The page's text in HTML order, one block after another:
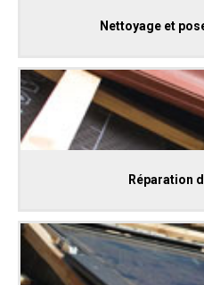
Nettoyage et
Réparation